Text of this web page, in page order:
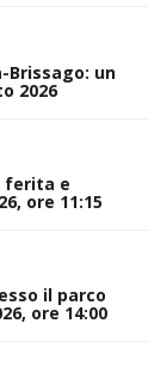
Brissago: un
2026
ferita e
ore 11:15
il parco
ore 14:00